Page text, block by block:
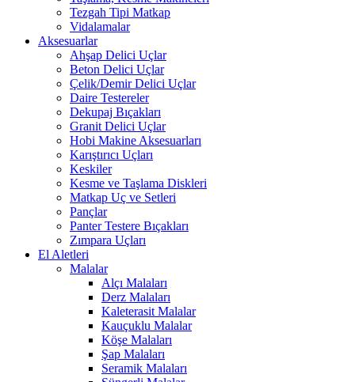
Tezgah Tipi Matkap
Vidalamalar
Aksesuarlar
Ahşap Delici Uçlar
Beton Delici Uçlar
Çelik/Demir Delici Uçlar
Daire Testereler
Dekupaj Bıçakları
Granit Delici Uçlar
Hobi Makine Aksesuarları
Karıştırıcı Uçları
Keskiler
Kesme ve Taşlama Diskleri
Matkap Uç ve Setleri
Pançlar
Panter Testere Bıçakları
Zımpara Uçları
El Aletleri
Malalar
Alçı Malaları
Derz Malaları
Kaleterasit Malalar
Kauçuklu Malalar
Köşe Malaları
Şap Malaları
Seramik Malaları